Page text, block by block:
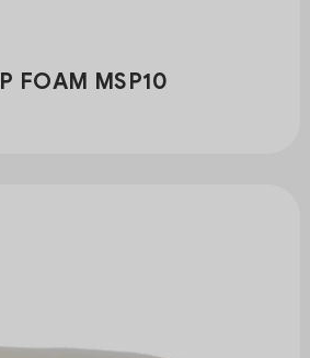
FOAM MSP10